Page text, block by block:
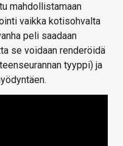
mahdollistamaan
vaikka kotisohvalta
peli saadaan
se voidaan renderöidä
tyyppi) ja